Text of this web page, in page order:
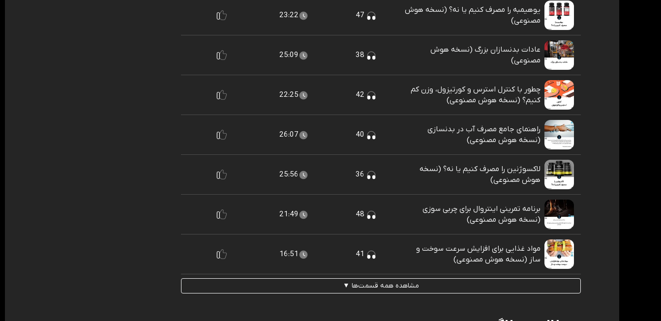
یوهیمبه را مصرف کنیم یا نه؟ (نسخه هوش
مصنوعی)
23:22
عادات بدنسازان بزرگ (نسخه هوش
مصنوعی)
25:09
چطور با کنترل استرس و کورتیزول، وزن کم
کنیم؟ (نسخه هوش مصنوعی)
22:25
راهنمای جامع مصرف آب در بدنسازی
(نسخه هوش مصنوعی)
26:07
لاکسوژنین را مصرف کنیم یا نه؟ (نسخه
هوش مصنوعی)
25:56
برنامه تمرینی اینتروال برای چربی سوزی
(نسخه هوش مصنوعی)
21:49
مواد غذایی برای افزایش سرعت سوخت و
ساز (نسخه هوش مصنوعی)
16:51
مشاهده همه قسمت‌ها ▼